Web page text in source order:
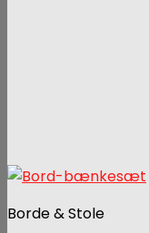
Borde & Stole